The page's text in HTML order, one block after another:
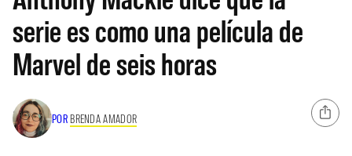
serie es como una película de
Marvel de seis horas
POR BRENDA AMADOR